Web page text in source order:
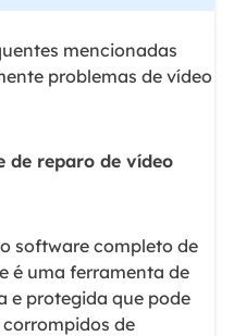
mencionadas
problemas de vídeo
de reparo de vídeo
software completo de
é uma ferramenta de
e protegida que pode
de